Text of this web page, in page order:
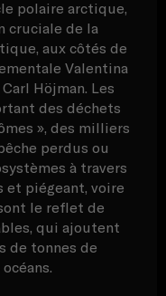
polaire arctique,
cruciale de la
aux côtés de
Valentina
Höjman. Les
des déchets
», des milliers
perdus ou
à travers
et piégeant, voire
le reflet de
qui ajoutent
de tonnes de